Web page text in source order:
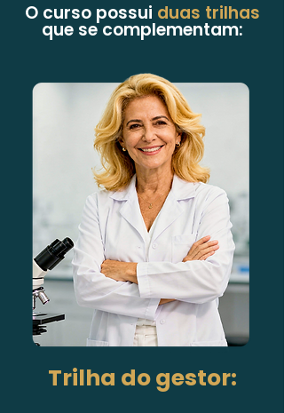
O curso possui duas trilhas
que se complementam:
Trilha do gestor: